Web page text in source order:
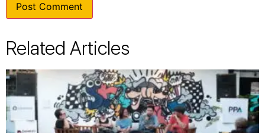
Related Articles